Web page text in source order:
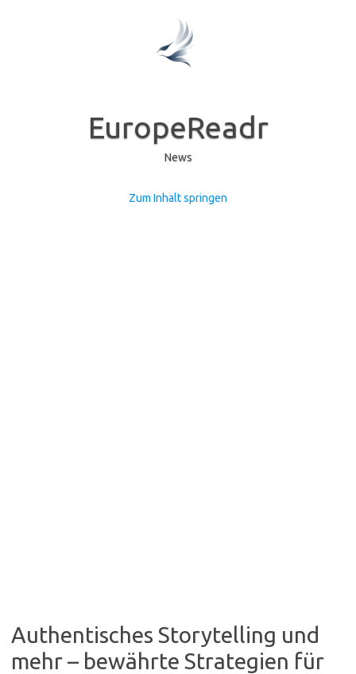
EuropeReadr
News
Zum Inhalt springen
Authentisches Storytelling und
mehr – bewährte Strategien für